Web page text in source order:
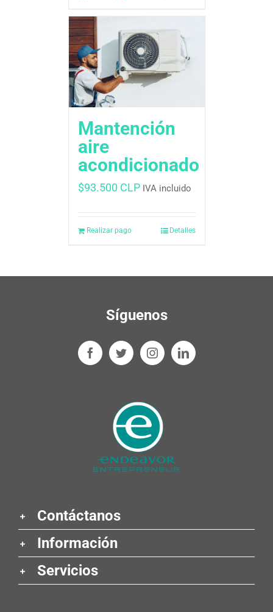
Mantención
aire
acondicionado
$93.500 CLP IVA incluido
Realizar pago Detalles
Síguenos
Contáctanos
Información
Servicios